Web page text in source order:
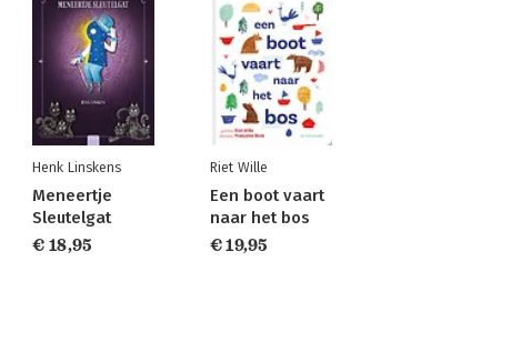
Henk Linskens
Meneertje
Sleutelgat
€ 18,95
Riet Wille
Een boot vaart
naar het bos
€ 19,95